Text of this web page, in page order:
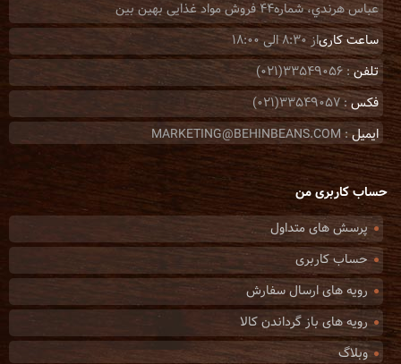
عباس هرندي، شماره44 فروش مواد غذایی بهین بین
ساعت کاریاز 8:30 الی 18:00
تلفن : 33549056(021)
فکس: 33549057(021)
ایمیل: MARKETING@BEHINBEANS.COM
حساب کاربری من
پرسش های متداول
حساب کاربری
رویه های ارسال سفارش
رویه های باز گرداندن کالا
وبلاگ